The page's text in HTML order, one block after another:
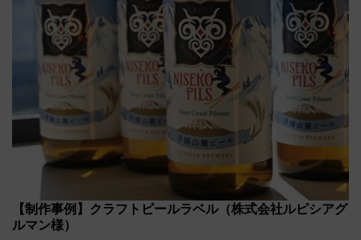
【制作事例】クラフトビールラベル（株式会社ルピシアグ
ルマン様）